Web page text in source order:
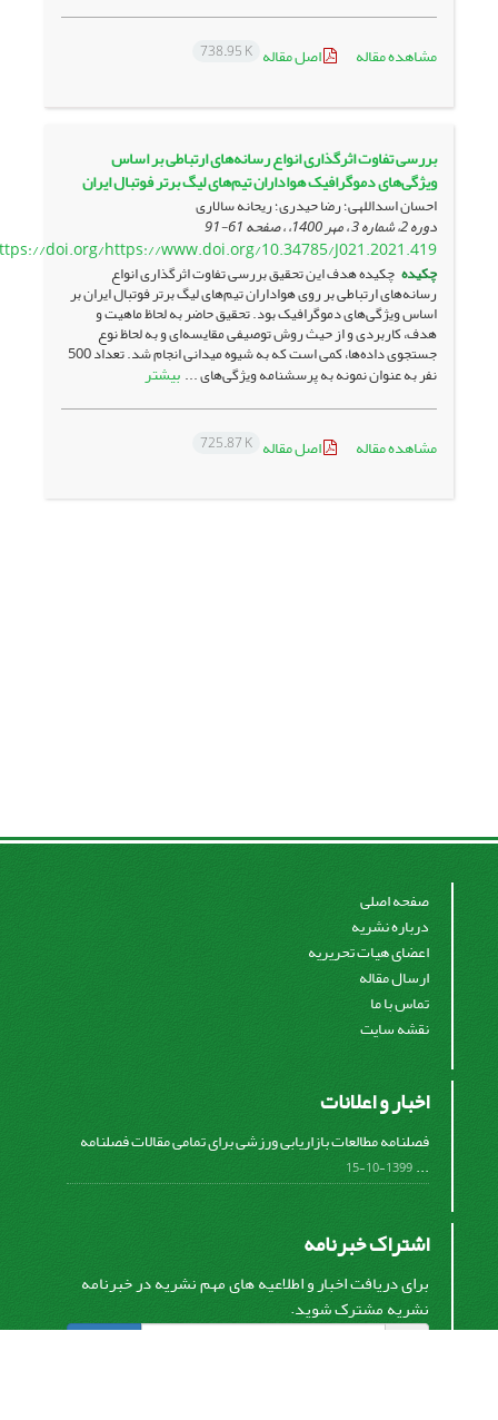
مشاهده مقاله اصل مقاله 738.95 K
بررسی تفاوت اثرگذاری انواع رسانه‌های ارتباطی بر اساس
ویژگی‌های دموگرافیک هواداران تیم‌های لیگ برتر فوتبال ایران
احسان اسداللهی؛ رضا حیدری؛ ریحانه سالاری
دوره 2، شماره 3 ، مهر 1400، ، صفحه 61-91
https://doi.org/https://www.doi.org/10.34785/J021.2021.419
چکیدهچکیده هدف این تحقیق بررسی تفاوت اثرگذاری انواع
رسانه‌های ارتباطی بر روی هواداران تیم‌های لیگ برتر فوتبال ایران بر
اساس ویژگی‌های دموگرافیک بود. تحقیق حاضر به لحاظ ماهیت و
هدف، کاربردی و از حیث روش توصیفی مقایسه‌ای و به لحاظ نوع
جستجوی داده‌ها، کمی است که به شیوه میدانی انجام شد. تعداد 500
نفر به عنوان نمونه به پرسشنامه ویژگی‌های ...بیشتر
مشاهده مقاله اصل مقاله 725.87 K
صفحه اصلی
درباره نشریه
اعضای هیات تحریریه
ارسال مقاله
تماس با ما
نقشه سایت
اخبار و اعلانات
فصلنامه مطالعات بازاریابی ورزشی برای تمامی مقالات فصلنامه
...
1399-10-15
اشتراک خبرنامه
برای دریافت اخبار و اطلاعیه های مهم نشریه در خبرنامه
نشریه مشترک شوید.